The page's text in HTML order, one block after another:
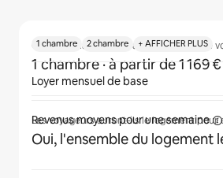
Quelle est la taille de l'appartement que
1 chambre · à partir de 1 169 €
Les voyageurs auront-ils le logement pour
Oui, l'ensemble du logement
1 chambre 2 chambre + AFFICHER PLUS
Loyer mensuel de base
Revenus moyens pour unesemaine